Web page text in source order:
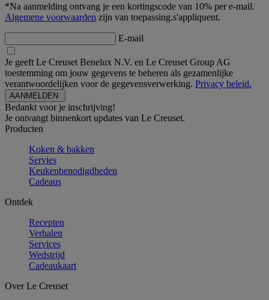
*Na aanmelding ontvang je een kortingscode van 10% per e-mail.
Algemene voorwaarden zijn van toepassing.s'appliquent.
E-mail
Je geeft Le Creuset Benelux N.V. en Le Creuset Group AG
toestemming om jouw gegevens te beheren als gezamenlijke
verantwoordelijken voor de gegevensverwerking. Privacy beleid.
Bedankt voor je inschrijving!
Je ontvangt binnenkort updates van Le Creuset.
Producten
Koken & bakken
Servies
Keukenbenodigdheden
Cadeaus
Ontdek
Recepten
Verhalen
Services
Wedstrijd
Cadeaukaart
Over Le Creuset